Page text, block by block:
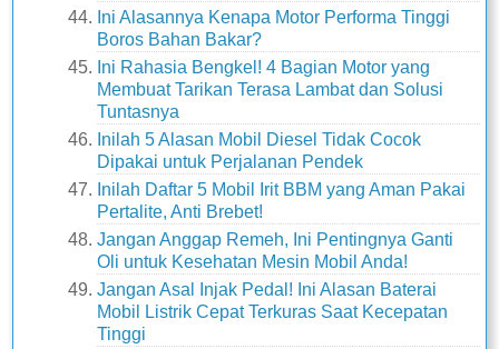
Ini Alasannya Kenapa Motor Performa Tinggi
Boros Bahan Bakar?
Ini Rahasia Bengkel! 4 Bagian Motor yang
Membuat Tarikan Terasa Lambat dan Solusi
Tuntasnya
Inilah 5 Alasan Mobil Diesel Tidak Cocok
Dipakai untuk Perjalanan Pendek
Inilah Daftar 5 Mobil Irit BBM yang Aman Pakai
Pertalite, Anti Brebet!
Jangan Anggap Remeh, Ini Pentingnya Ganti
Oli untuk Kesehatan Mesin Mobil Anda!
Jangan Asal Injak Pedal! Ini Alasan Baterai
Mobil Listrik Cepat Terkuras Saat Kecepatan
Tinggi